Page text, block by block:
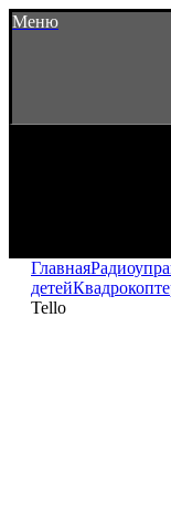
Меню
Главная
детей
Tello